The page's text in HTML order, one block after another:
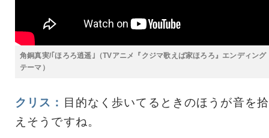
角銅真実/｢ほろろ逍遥｣（TVアニメ『クジマ歌えば家ほろろ』エンディング
テーマ）
クリス：
目的なく歩いてるときのほうが音を拾
えそうですね。